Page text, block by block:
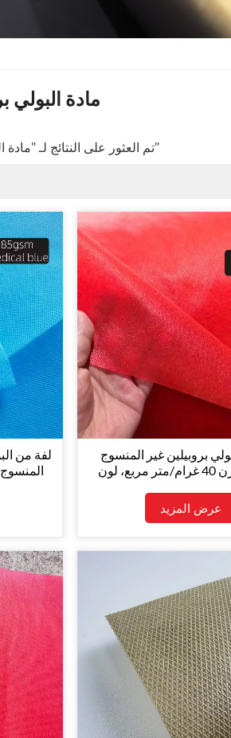
مادة البولي
12 تم العثور على النتائج لـ "مادة البولي بروبيلين غير المنسوجة"
لفة من
بروبيلين غير المنسوج
70617، وزن 40 غرام/متر مربع، لون
عرض المزيد